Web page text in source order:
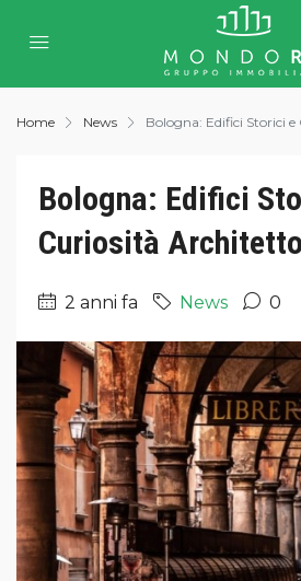
Home News Bologna: Edifici Storici
Bologna: Edifici
Curiosità
2 anni fa News 0